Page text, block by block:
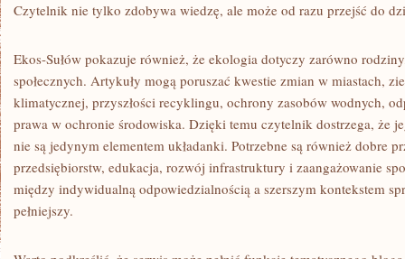
Czytelnik nie tylko zdobywa wiedzę, ale może od razu przejść do
Ekos-Sułów pokazuje również, że ekologia dotyczy zarówno
społecznych. Artykuły mogą poruszać kwestie zmian w miastach,
klimatycznej, przyszłości recyklingu, ochrony zasobów wodnych,
prawa w ochronie środowiska. Dzięki temu czytelnik dostrzega, że
nie są jedynym elementem układanki. Potrzebne są również dobre
przedsiębiorstw, edukacja, rozwój infrastruktury i zaangażowanie
między indywidualną odpowiedzialnością a szerszym kontekstem
pełniejszy.